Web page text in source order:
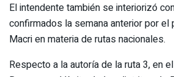
El intendente también se interiorizó
confirmados la semana anterior por el
Macri en materia de rutas nacionales.
Respecto a la autoría de la ruta 3, en